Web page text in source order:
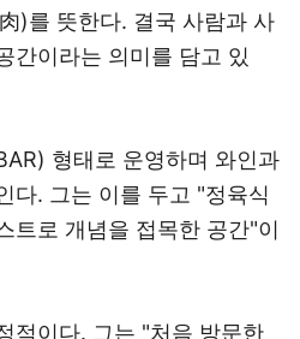
)를 뜻한다. 결국 사람과 사
간이라는 의미를 담고 있
형태로 운영하며 와인과
다. 그는 이를 두고 "정육식
트로 개념을 접목한 공간"이
적이다. 그는 "처음 방문한